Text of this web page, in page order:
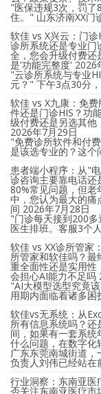
"医保违规3次，罚
住。" 山东济南XX
软佳 vs X兴云：门
诊所系统还是专业门
全，您会升级付费
是'功能完整度' 2026
"云诊所系统与专业
元？" 下午3点30分
软佳 vs X九康：免
件还是门诊HIS？功
级付费还是另选其
2026年7月29日
"免费诊所软件和付
是该选专业的？这
患者端小程序：从"
诊咨询主要靠电话还
80%常见问题，但老
中，您认为最大的痛
间 2026年7月28日
"门诊每天接到200多
医生排班。客服3个
软佳 vs XX诊所管家
所管家和软佳吗？
重全面性还是实用性
会担心AI能力不足吗
"AI大模型选型究竟
用期内面临着诸多
软佳vs无系统：从
所有信息系统吗？
间，如果有一套系
什么问题，在数字化
广东东莞南城街道
负责人刘伟已经站
行业洞察：东南亚
否关注东南亚医疗市